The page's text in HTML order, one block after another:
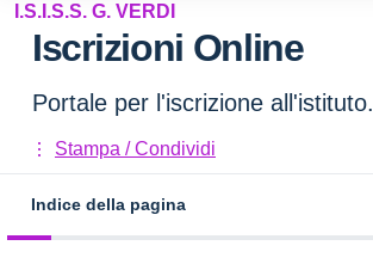
I.S.I.S.S. G. VERDI
Iscrizioni Online
Portale per l'iscrizione all'istituto.
Stampa / Condividi
Indice della pagina